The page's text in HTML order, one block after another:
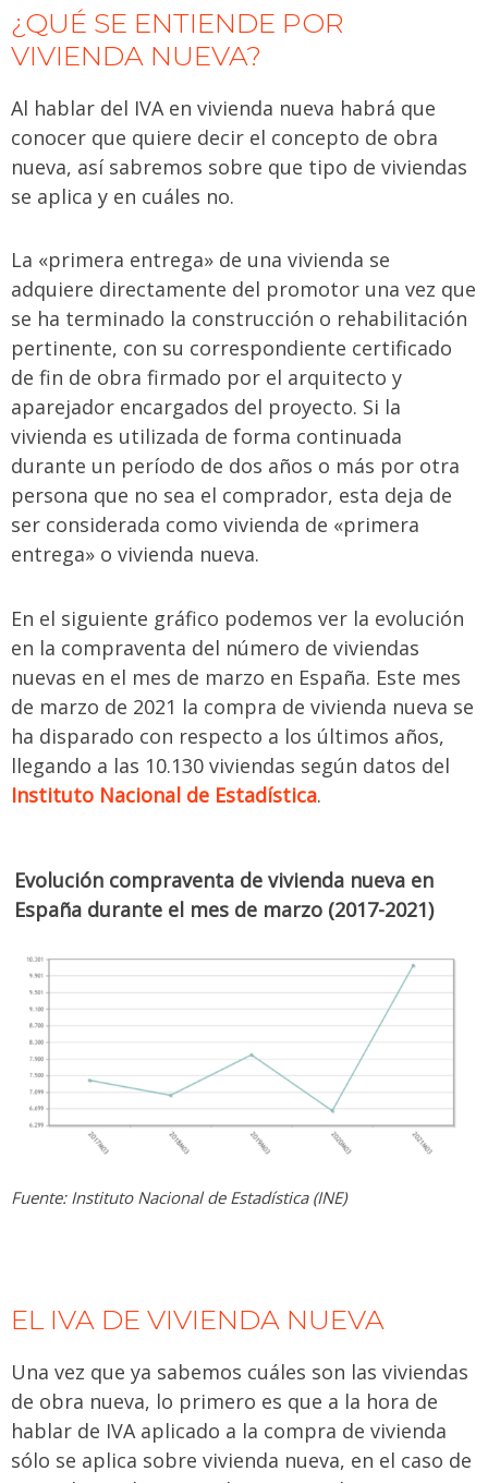
¿QUÉ SE ENTIENDE POR
VIVIENDA NUEVA?
Al hablar del IVA en vivienda nueva habrá que
conocer que quiere decir el concepto de obra
nueva, así sabremos sobre que tipo de viviendas
se aplica y en cuáles no.
La «primera entrega» de una vivienda se
adquiere directamente del promotor una vez que
se ha terminado la construcción o rehabilitación
pertinente, con su correspondiente certificado
de fin de obra firmado por el arquitecto y
aparejador encargados del proyecto. Si la
vivienda es utilizada de forma continuada
durante un período de dos años o más por otra
persona que no sea el comprador, esta deja de
ser considerada como vivienda de «primera
entrega» o vivienda nueva.
En el siguiente gráfico podemos ver la evolución
en la compraventa del número de viviendas
nuevas en el mes de marzo en España. Este mes
de marzo de 2021 la compra de vivienda nueva se
ha disparado con respecto a los últimos años,
llegando a las 10.130 viviendas según datos del
Instituto Nacional de Estadística.
Evolución compraventa de vivienda nueva en
España durante el mes de marzo (2017-2021)
Fuente: Instituto Nacional de Estadística (INE)
EL IVA DE VIVIENDA NUEVA
Una vez que ya sabemos cuáles son las viviendas
de obra nueva, lo primero es que a la hora de
hablar de IVA aplicado a la compra de vivienda
sólo se aplica sobre vivienda nueva, en el caso de